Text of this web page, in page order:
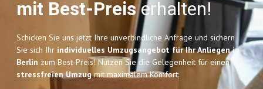
mit Best-Preiserhalten!
Schicken Sie uns jetzt Ihre unverbindliche Anfrage und sichern
Sie sich Ihr individuelles Umzugsangebot für Ihr Anliegen in
Berlin zum Best-Preis! Nutzen Sie die Gelegenheit für einen
stressfreien Umzugmit maximalem Komfort: